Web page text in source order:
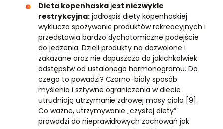
Dieta kopenhaska jest niezwykle
restrykcyjna: jadłospis diety kopenhaskiej
wyklucza spożywanie produktów rekreacyjnych i
przedstawia bardzo dychotomiczne podejście
do jedzenia. Dzieli produkty na dozwolone i
zakazane oraz nie dopuszcza do jakichkolwiek
odstępstw od ustalonego harmonogramu. Do
czego to powadzi? Czarno-biały sposób
myślenia i sztywne ograniczenia w diecie
utrudniają utrzymanie zdrowej masy ciała [9].
Co ważne, utrzymywanie „czystej diety”
prowadzi do nieprawidłowych zachowań jak